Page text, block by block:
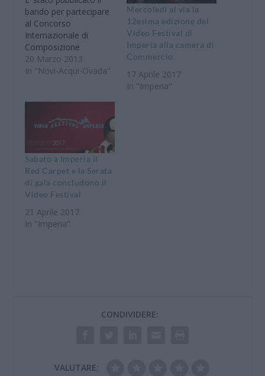
bando per partecipare
al Concorso
Internazionale di
Composizione
"Romualdo Marenco",
che quest’anno
rivolta alle formazioni
bandistiche in omaggio
al compositore novese
Romualdo Marenco,
che proprio nell’ambito
della Banda Musicale
ebbe le sue origini
artistiche. Lo scopo è
quello…
20 Marzo 2013
In "Novi-Acqui-Ovada"
Mercoledì al via la
12esima edizione del
Video Festival di
Imperia alla camera di
Commercio
17 Aprile 2017
In "Imperia"
Sabato a Imperia il
Red Carpet e la Serata
di gala concludono il
Video Festival
21 Aprile 2017
In "Imperia"
CONDIVIDERE:
VALUTARE: